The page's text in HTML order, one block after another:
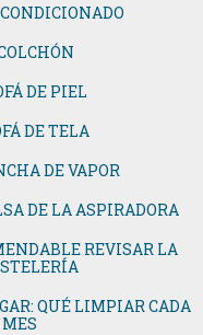
DE PIEL
DE TELA
DE VAPOR
DE LA ASPIRADORA
REVISAR LA
QUÉ LIMPIAR CADA